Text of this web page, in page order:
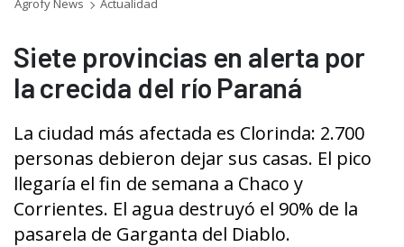
Agrofy News Actualidad
Siete provincias en alerta por
la crecida del río Paraná
La ciudad más afectada es Clorinda: 2.700
personas debieron dejar sus casas. El pico
llegaría el fin de semana a Chaco y
Corrientes. El agua destruyó el 90% de la
pasarela de Garganta del Diablo.